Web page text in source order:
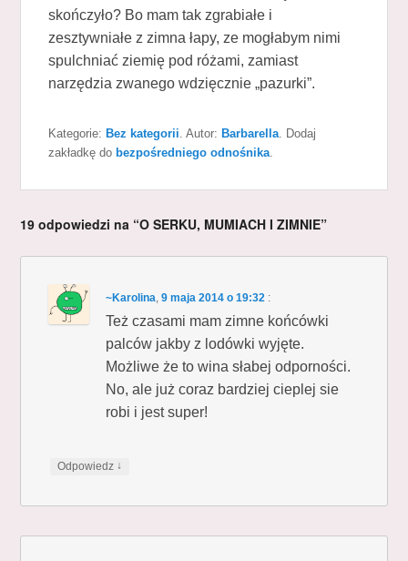
skończyło? Bo mam tak zgrabiałe i
zesztywniałe z zimna łapy, ze mogłabym nimi
spulchniać ziemię pod różami, zamiast
narzędzia zwanego wdzięcznie „pazurki”.
Kategorie: Bez kategorii . Autor: Barbarella . Dodaj
zakładkę do bezpośredniego odnośnika
19 odpowiedzi na “O SERKU, MUMIACH I ZIMNIE”
~Karolina,9 maja 2014 o 19:32 :
Też czasami mam zimne końcówki
palców jakby z lodówki wyjęte.
Możliwe że to wina słabej odporności.
No, ale już coraz bardziej cieplej sie
robi i jest super!
Odpowiedz ↓